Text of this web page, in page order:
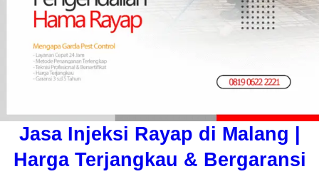
Jasa Injeksi Rayap di Malang |
Harga Terjangkau & Bergaransi